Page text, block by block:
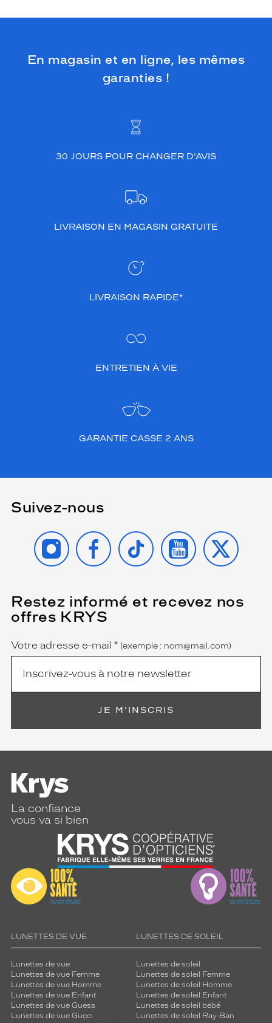
En magasin et en ligne, les mêmes
garanties !
30 JOURS POUR CHANGER D’AVIS
LIVRAISON EN MAGASIN GRATUITE
LIVRAISON RAPIDE*
ENTRETIEN À VIE
GARANTIE CASSE 2 ANS
Suivez-nous
INSTAGRAMFACEBOOK
TIKTOK YOUTUBE
X
Restez informé et recevez nos
offres KRYS
Name
Votre adresse e-mail *
(Ce
champ
est
obligatoire)
(exemple : nom@mail.com)
JE M'INSCRIS
La confiance
vous va si bien
LUNETTES DE VUE
Lunettes de vue
Lunettes de vue Femme
Lunettes de vue Homme
Lunettes de vue Enfant
Lunettes de vue Guess
Lunettes de vue Gucci
LUNETTES DE SOLEIL
Lunettes de soleil
Lunettes de soleil Femme
Lunettes de soleil Homme
Lunettes de soleil Enfant
Lunettes de soleil bébé
Lunettes de soleil Ray-Ban